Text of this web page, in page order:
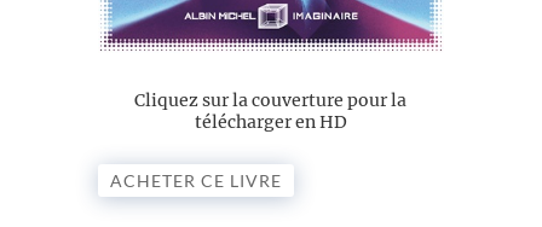
Cliquez sur la couverture pour la
télécharger en HD
ACHETER CE LIVRE